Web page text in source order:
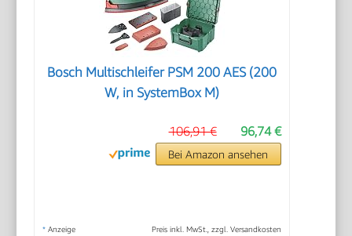
Bosch Multischleifer PSM 200 AES (200
W, in SystemBox M)
96,74 €
106,91 €
Bei Amazon ansehen
* Anzeige Preis inkl. MwSt., zzgl. Versandkosten